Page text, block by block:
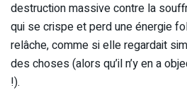
destruction massive contre la
qui se crispe et perd une énergie
relâche, comme si elle regardait
des choses (alors qu’il n’y en a
!).